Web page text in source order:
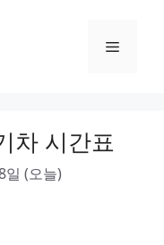
Menu
차 시간표
일 (오늘)